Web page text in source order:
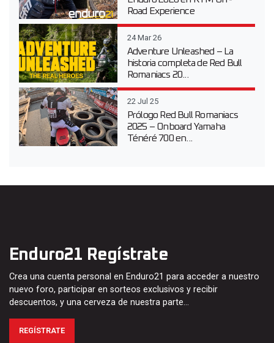
Road Experience
24 Mar 26
Adventure Unleashed – La
historia completa de Red Bull
Romaniacs 20...
22 Jul 25
Prólogo Red Bull Romaniacs
2025 – Onboard Yamaha
Ténéré 700 en...
Enduro21 Regístrate
Crea una cuenta personal en Enduro21 para acceder a nuestro
nuevo foro, participar en sorteos exclusivos y recibir
descuentos, y una cerveza de nuestra parte…
REGÍSTRATE